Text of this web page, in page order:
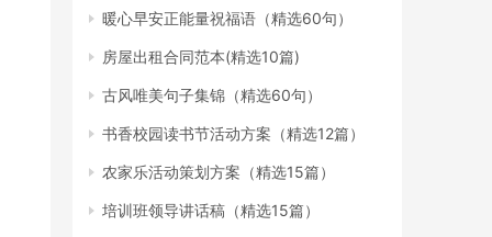
暖心早安正能量祝福语（精选60句）
房屋出租合同范本(精选10篇)
古风唯美句子集锦（精选60句）
书香校园读书节活动方案（精选12篇）
农家乐活动策划方案（精选15篇）
培训班领导讲话稿（精选15篇）